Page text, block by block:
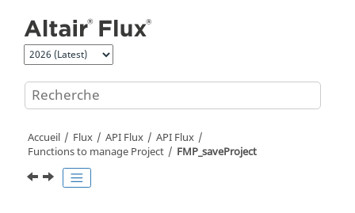
Accueil Flux API Flux
API Flux
Functions to manage Project
FMP_saveProject